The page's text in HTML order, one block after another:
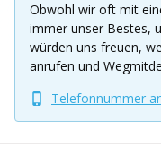
Tüfteln und
Sie das Windrad.
Geschick und
sichern Sie
Kreativität:
individuelle Note.
Obwohl wir oft mit
immer unser Bestes,
würden uns freuen,
anrufen und
Telefonnummer